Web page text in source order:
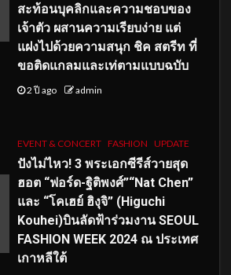
สะท้อนบุคลิกและความชอบของ
เจ้าตัว ผสานความเรียบง่าย แต่
แฝงไปด้วยความสนุก ชิค สตรีท ที่
ขอติดแกลมและเท่ตามแบบฉบับ
2 ปี ago admin
EVENT & CONCERT FASHION UPDATE
ปังไม่ไหว! 3 พระเอกซีรีส์วายสุด
ฮอต “ฟอร์ด-ฐิติพงศ์”“Nat Chen”
และ “โคเฮย์ ฮิงุจิ” (Higuchi
Kouhei)บินลัดฟ้าร่วมงาน SEOUL
FASHION WEEK 2024 ณ ประเทศ
เกาหลีใต้